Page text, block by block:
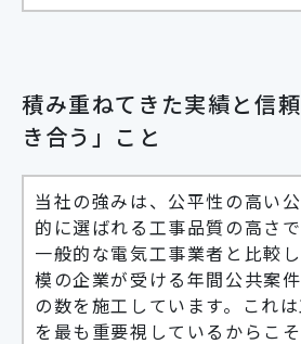
積み重ねてきた実績と信
き合う」こと
当社の強みは、公平性の高い
的に選ばれる工事品質の高さで
一般的な電気工事業者と比較
模の企業が受ける年間公共案
の数を施工しています。これ
を最も重要視しているからこ